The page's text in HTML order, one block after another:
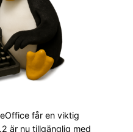
får en viktig
är nu tillgänglig med